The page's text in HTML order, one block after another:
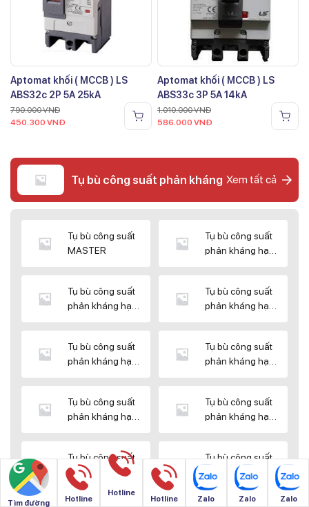
Aptomat khối ( MCCB ) LS
ABS32c 2P 5A 25kA
790.000VNĐ
450.300 VNĐ
Aptomat khối ( MCCB ) LS
ABS33c 3P 5A 14kA
1.010.000VNĐ
586.000 VNĐ
Tụ bù công suất phản kháng Xem tất cả
Tụ bù công suất
MASTER
Tụ bù công suất
phản kháng hạ
Tụ bù công suất
phản kháng hạ
Tụ bù công suất
phản kháng hạ
Tụ bù công suất
phản kháng hạ
Tụ bù công suất
phản kháng hạ
Tụ bù công suất
phản kháng hạ
Tụ bù công suất
phản kháng hạ
Tụ bù công suất
phản kháng hạ
thế SHIZUKI
Tụ bù công suất
phản kháng hạ
thế SINO
Tìm đường Hotline
Hotline
Hotline Zalo Zalo Zalo